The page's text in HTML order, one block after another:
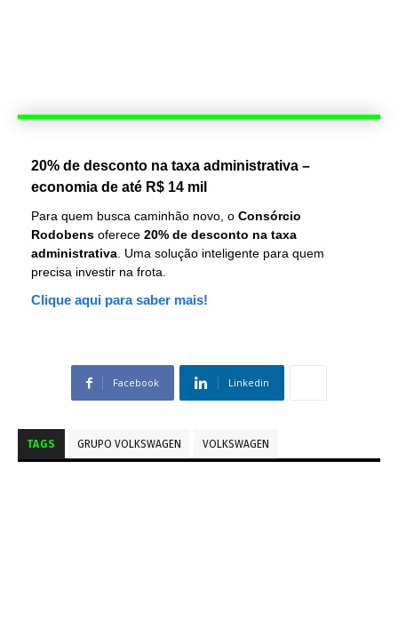
20% de desconto na taxa administrativa –
economia de até R$ 14 mil
Para quem busca caminhão novo, o Consórcio
Rodobens oferece 20% de desconto na taxa
administrativa . Uma solução inteligente para quem
precisa investir na frota.
Clique aqui para saber mais!
Facebook Linkedin
TAGS GRUPO VOLKSWAGEN VOLKSWAGEN